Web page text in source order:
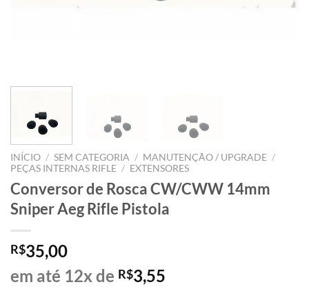
INÍCIO / SEM CATEGORIA / MANUTENÇÃO / UPGRADE /
PEÇAS INTERNAS RIFLE / EXTENSORES
Conversor de Rosca CW/CWW 14mm
Sniper Aeg Rifle Pistola
R$35,00
em até 12x de R$3,55